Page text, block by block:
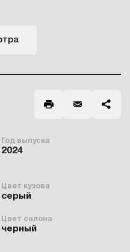
Год выпуска
2024
Цвет кузова
серый
Цвет салона
черный